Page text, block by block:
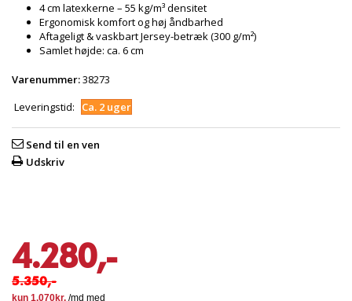
4 cm latexkerne – 55 kg/m³ densitet
Ergonomisk komfort og høj åndbarhed
Aftageligt & vaskbart Jersey-betræk (300 g/m²)
Samlet højde: ca. 6 cm
Varenummer:38273
Leveringstid:
Ca. 2 uger
Send til en ven
Udskriv
4.280,-
5.350,-